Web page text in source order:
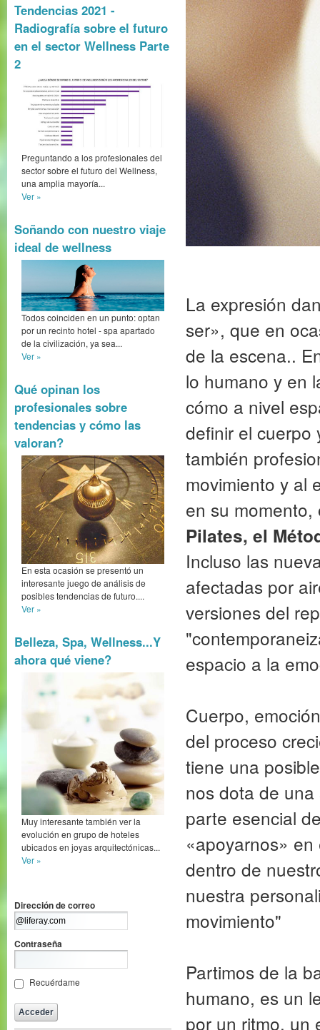
Tendencias 2021 -
Radiografía sobre el futuro
en el sector Wellness Parte
2
Preguntando a los profesionales del
sector sobre el futuro del Wellness,
una amplia mayoría...
Ver »
Soñando con nuestro viaje
ideal de wellness
Todos coinciden en un punto: optan
por un recinto hotel - spa apartado
de la civilización, ya sea...
Ver »
Qué opinan los
profesionales sobre
tendencias y cómo las
valoran?
En esta ocasión se presentó un
interesante juego de análisis de
posibles tendencias de futuro....
Ver »
Belleza, Spa, Wellness...Y
ahora qué viene?
Muy interesante también ver la
evolución en grupo de hoteles
ubicados en joyas arquitectónicas...
Ver »
Dirección de correo
Contraseña
Recuérdame
La expresión
ser», que en
de la escena..
lo humano y en
cómo a nivel
definir el cuerpo
también
movimiento y al
en su momento,
Pilates, el
Incluso las
afectadas por
versiones del
espacio a la
Cuerpo,
del proceso
tiene una
nos dota de
parte esencial
«apoyarnos»
dentro de
nuestra
movimiento"
Partimos de la
humano, es un
por un ritmo, un